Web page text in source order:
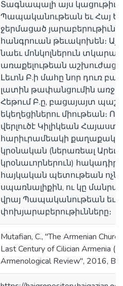
Տագնապալի այս
Պապականութեան եւ Հայ
ջերմացած
հանգրուան թեւակոխեն։
նաեւ մոնկոլներուն
առաքելութեան
Լեւոն Բ.ի մահը նոր դուռ
լատին թափանցումին
Հեթում Բ.ը, բացայայտ
եկեղեցիներու միութեան։
վերլուծէ Կիլիկեան
հարիւրամեակի
կրօնական (ներառեալ
կրօնաւորներուն) հակադիր
հայկական պետութեան
սպառնալիքին, ու կը
վրայ Պապականութեան եւ
փոխյարաբերութիւնները։
Mutafian, C., "The Armenian
Last Century of Cilician Armenia
Armenological Review", 2016,